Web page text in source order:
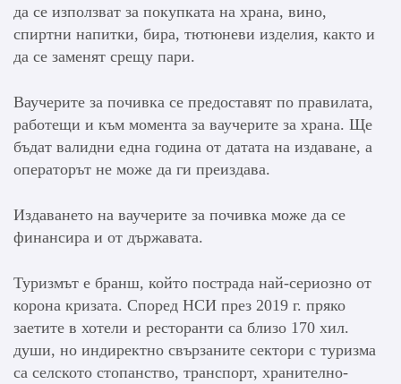
да се използват за покупката на храна, вино,
спиртни напитки, бира, тютюневи изделия, както и
да се заменят срещу пари.
Ваучерите за почивка се предоставят по правилата,
работещи и към момента за ваучерите за храна. Ще
бъдат валидни една година от датата на издаване, а
операторът не може да ги преиздава.
Издаването на ваучерите за почивка може да се
финансира и от държавата.
Туризмът е бранш, който пострада най-сериозно от
корона кризата. Според НСИ през 2019 г. пряко
заетите в хотели и ресторанти са близо 170 хил.
души, но индиректно свързаните сектори с туризма
са селското стопанство, транспорт, хранително-